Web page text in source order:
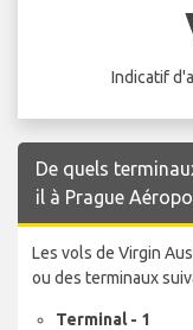
Indicatif
De quels
il à Prague
Les vols de Virgin
ou des terminaux
Terminal - 1